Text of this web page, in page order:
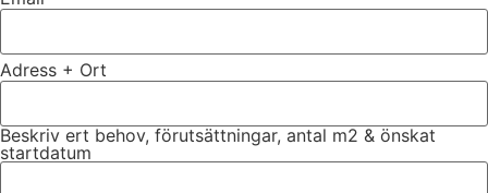
Adress + Ort
Beskriv ert behov, förutsättningar, antal m2 & önskat
startdatum